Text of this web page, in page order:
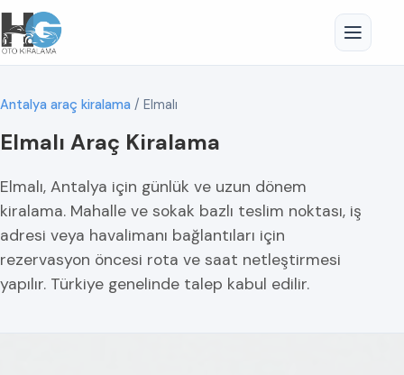
Antalya araç kiralama / Elmalı
Elmalı Araç Kiralama
Elmalı, Antalya için günlük ve uzun dönem
kiralama. Mahalle ve sokak bazlı teslim noktası, iş
adresi veya havalimanı bağlantıları için
rezervasyon öncesi rota ve saat netleştirmesi
yapılır. Türkiye genelinde talep kabul edilir.